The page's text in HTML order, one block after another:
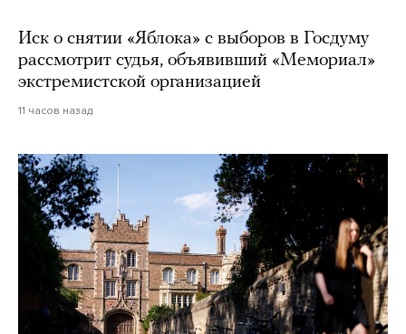
Иск о снятии «Яблока» с выборов в Госдуму
рассмотрит судья, объявивший «Мемориал»
экстремистской организацией
11 часов назад